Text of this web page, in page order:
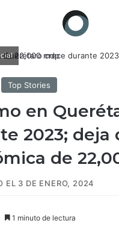
Top Stories
en
2023; deja
de
EL 3 DE ENERO, 2024
1 minuto de lectura